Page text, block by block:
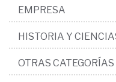
EMPRESA
HISTORIA Y
OTRAS CATEGORÍAS